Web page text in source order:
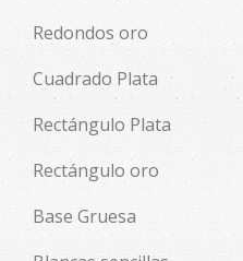
Redondos oro
Cuadrado Plata
Rectángulo Plata
Rectángulo oro
Base Gruesa